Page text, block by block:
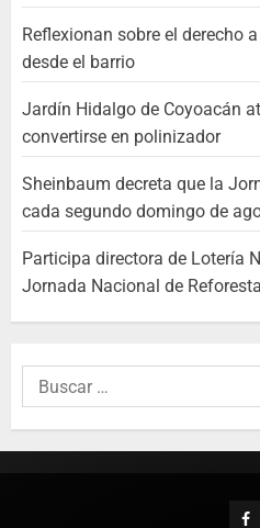
Reflexionan sobre el derecho
desde el barrio
Jardín Hidalgo de Coyoacán
convertirse en polinizador
Sheinbaum decreta que la
cada segundo domingo de
Participa directora de Lotería
Jornada Nacional de